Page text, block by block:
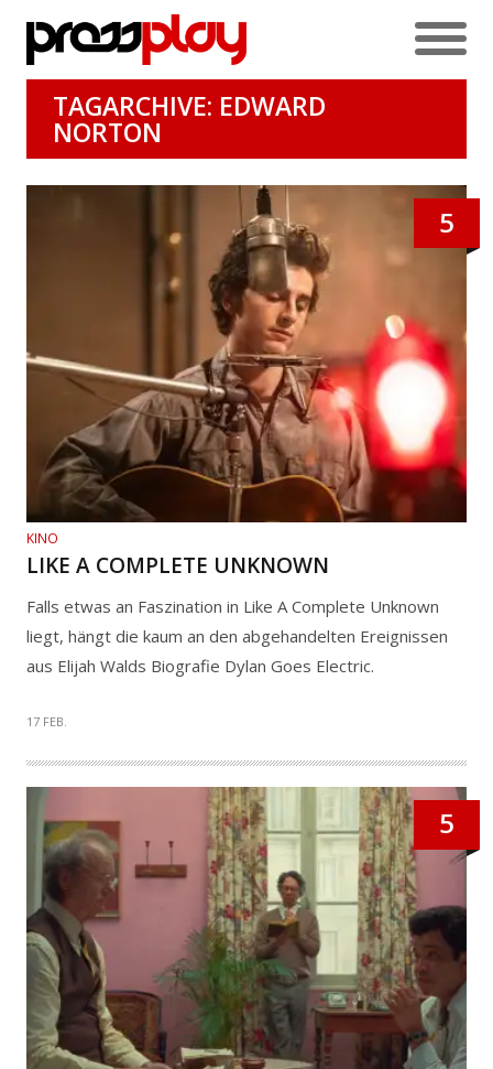
TAGARCHIVE: EDWARD
NORTON
5
KINO
LIKE A COMPLETE UNKNOWN
Falls etwas an Faszination in Like A Complete Unknown
liegt, hängt die kaum an den abgehandelten Ereignissen
aus Elijah Walds Biografie Dylan Goes Electric.
17 FEB.
5